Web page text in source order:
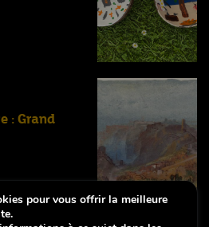
: Grand
pour vous offrir la meilleure